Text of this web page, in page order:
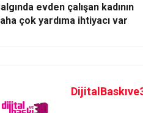
evden çalışan kadının
çok yardıma ihtiyacı var